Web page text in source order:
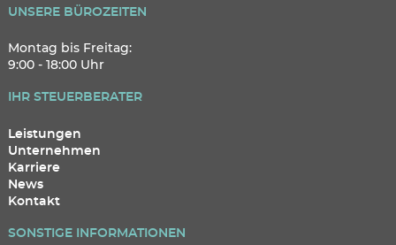
UNSERE BÜROZEITEN
Montag bis Freitag:
9:00 - 18:00 Uhr
IHR STEUERBERATER
Leistungen
Unternehmen
Karriere
News
Kontakt
SONSTIGE INFORMATIONEN